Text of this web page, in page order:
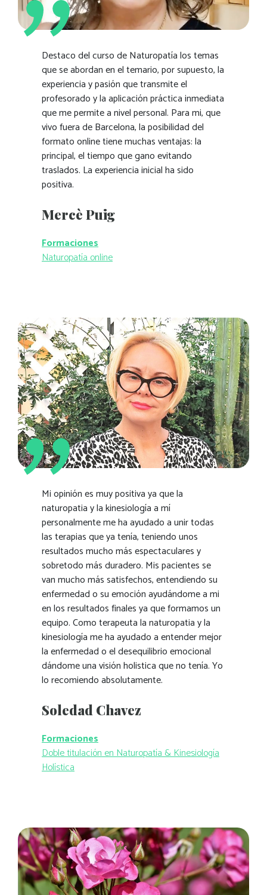
Destaco del curso de Naturopatía los temas
que se abordan en el temario, por supuesto, la
experiencia y pasión que transmite el
profesorado y la aplicación práctica inmediata
que me permite a nivel personal. Para mi, que
vivo fuera de Barcelona, la posibilidad del
formato online tiene muchas ventajas: la
principal, el tiempo que gano evitando
traslados. La experiencia inicial ha sido
positiva.
Mercè Puig
Formaciones
Naturopatía online
Mi opinión es muy positiva ya que la
naturopatia y la kinesiología a mí
personalmente me ha ayudado a unir todas
las terapias que ya tenía, teniendo unos
resultados mucho más espectaculares y
sobretodo más duradero. Mis pacientes se
van mucho más satisfechos, entendiendo su
enfermedad o su emoción ayudándome a mi
en los resultados finales ya que formamos un
equipo. Como terapeuta la naturopatia y la
kinesiología me ha ayudado a entender mejor
la enfermedad o el desequilibrio emocional
dándome una visión holistica que no tenía. Yo
lo recomiendo absolutamente.
Soledad Chavez
Formaciones
Doble titulación en Naturopatía & Kinesiología
Holística